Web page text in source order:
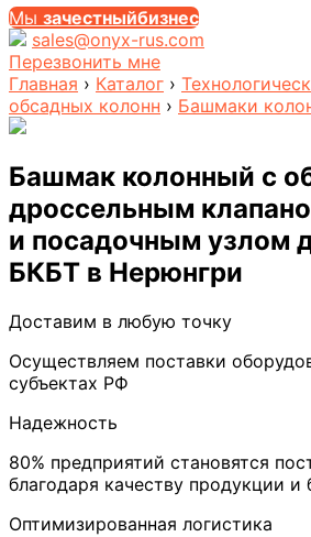
Мы зачестныйбизнес
sales@onyx-rus.com
Перезвонить мне
Главная › Каталог ›
обсадных колонн › Башмаки
Башмак колонный с
дроссельным
и посадочным узлом
БКБТ в Нерюнгри
Доставим в любую точку
Осуществляем поставки
субъектах РФ
Надежность
80% предприятий становятся
благодаря качеству продукции
Оптимизированная логистика